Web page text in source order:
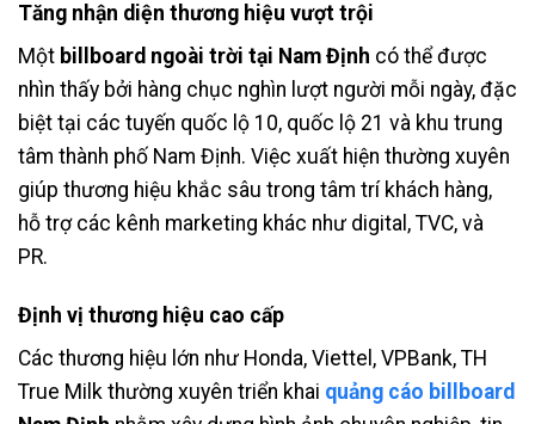
Tăng nhận diện thương hiệu vượt trội
Một billboard ngoài trời tại Nam Định có thể được
nhìn thấy bởi hàng chục nghìn lượt người mỗi ngày, đặc
biệt tại các tuyến quốc lộ 10, quốc lộ 21 và khu trung
tâm thành phố Nam Định. Việc xuất hiện thường xuyên
giúp thương hiệu khắc sâu trong tâm trí khách hàng,
hỗ trợ các kênh marketing khác như digital, TVC, và
PR.
Định vị thương hiệu cao cấp
Các thương hiệu lớn như Honda, Viettel, VPBank, TH
True Milk thường xuyên triển khai quảng cáo billboard